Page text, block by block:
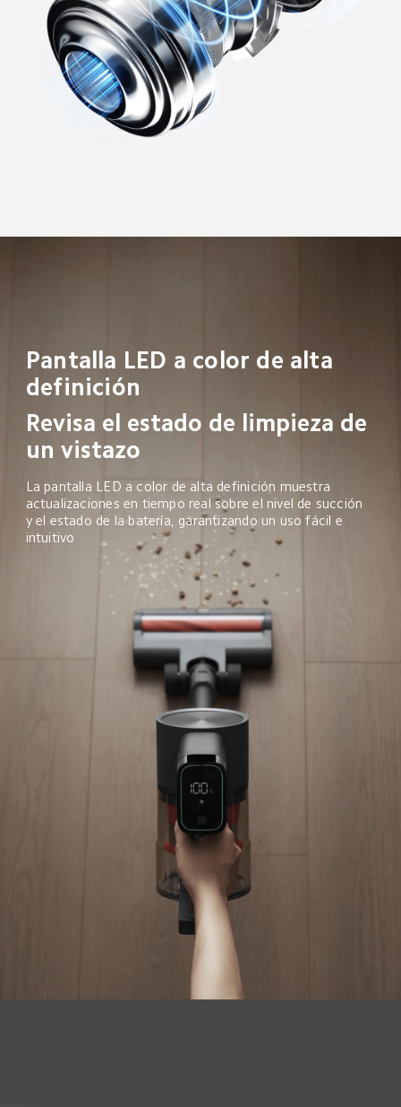
Pantalla LED a color de alta
definición
Revisa el estado de limpieza de
un vistazo
La pantalla LED a color de alta definición muestra
actualizaciones en tiempo real sobre el nivel de succión
y el estado de la batería, garantizando un uso fácil e
intuitivo